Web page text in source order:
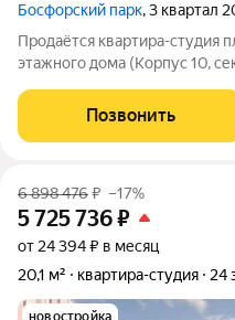
Босфорский парк, 3 квартал
Продаётся квартира-студия
этажного дома (Корпус 10,
функциональная
квартал «Босфорский
Позвонить
6 898 476₽ –17%
5 725 736₽
от 24 394 ₽ в месяц
20,1 м²
квартира-студия 24
новостройка